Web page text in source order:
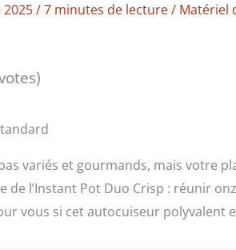
/7 minutes de lecture/ Matériel
variés et gourmands, mais votre
de l’Instant Pot Duo Crisp : réunir
vous si cet autocuiseur polyvalent